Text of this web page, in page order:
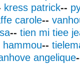
kress patrick--
carole--
-- tien mi tiee
hammou--
angelique